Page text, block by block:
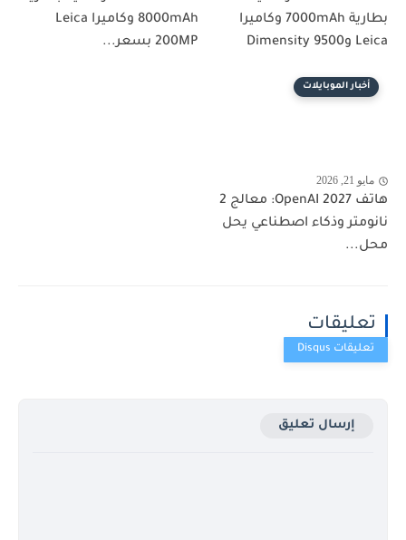
بطارية 7000mAh وكاميرا
Leica وDimensity 9500
8000mAh وكاميرا Leica
200MP بسعر...
أخبار الموبايلات
مايو 21, 2026
هاتف OpenAI 2027: معالج 2
نانومتر وذكاء اصطناعي يحل
محل...
تعليقات
إرسال تعليق